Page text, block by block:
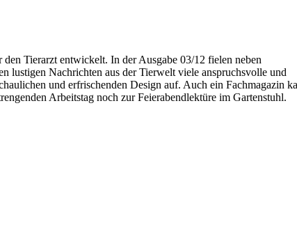
Tierarzt entwickelt. In der Ausgabe 03/12 fielen neben
lustigen Nachrichten aus der Tierwelt viele anspruchsvolle und
und erfrischenden Design auf. Auch ein Fachmagazin
Arbeitstag noch zur Feierabendlektüre im Gartenstuhl.